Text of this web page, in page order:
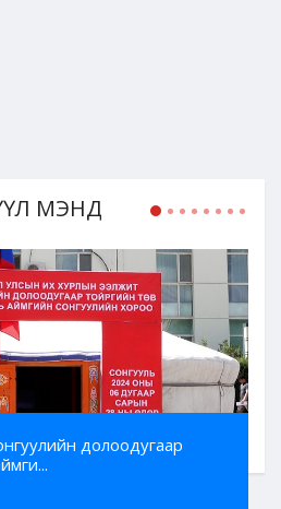
МЭНД
долоодугаар